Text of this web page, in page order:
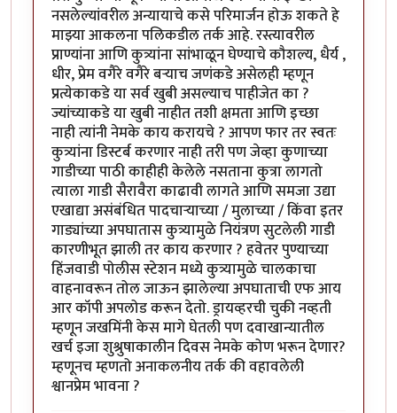
नसलेल्यांवरील अन्यायाचे कसे परिमार्जन होऊ शकते हे
माझ्या आकलना पलिकडील तर्क आहे. रस्त्यावरील
प्राण्यांना आणि कुत्र्यांना सांभाळून घेण्याचे कौशल्य, धैर्य ,
धीर, प्रेम वगैरे वगैरे बर्‍याच जणंकडे असेलही म्हणून
प्रत्येकाकडे या सर्व खुबी असल्याच पाहीजेत का ?
ज्यांच्याकडे या खुबी नाहीत तशी क्षमता आणि इच्छा
नाही त्यांनी नेमके काय करायचे ? आपण फार तर स्वतः
कुत्र्यांना डिस्टर्ब करणार नाही तरी पण जेव्हा कुणाच्या
गाडीच्या पाठी काहीही केलेले नसताना कुत्रा लागतो
त्याला गाडी सैरावैरा काढावी लागते आणि समजा उद्या
एखाद्या असंबंधित पादचार्‍याच्या / मुलाच्या / किंवा इतर
गाड्यांच्या अपघातास कुत्र्यामुळे नियंत्रण सुटलेली गाडी
कारणीभूत झाली तर काय करणार ? हवेतर पुण्याच्या
हिंजवाडी पोलीस स्टेशन मध्ये कुत्र्यामुळे चालकाचा
वाहनावरून तोल जाऊन झालेल्या अपघाताची एफ आय
आर कॉपी अपलोड करून देतो. ड्रायव्हरची चुकी नव्हती
म्हणून जखमिंनी केस मागे घेतली पण दवाखान्यातील
खर्च इजा शुश्रुषाकालीन दिवस नेमके कोण भरून देणार?
म्हणूनच म्हणतो अनाकलनीय तर्क की वहावलेली
श्वानप्रेम भावना ?